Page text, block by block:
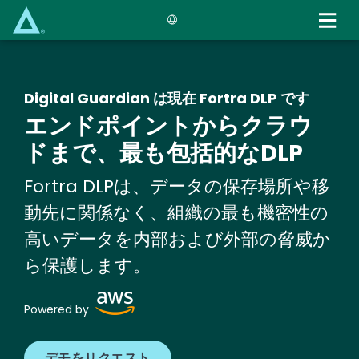
Digital Guardian は現在 Fortra DLP です
エンドポイントからクラウ
ドまで、最も包括的なDLP
Fortra DLPは、データの保存場所や移
動先に関係なく、組織の最も機密性の
高いデータを内部および外部の脅威か
ら保護します。
Powered by Image